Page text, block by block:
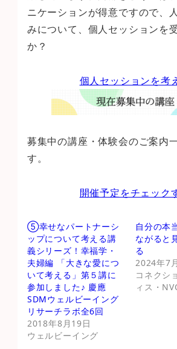
ニケーションが得意ですので、
みについて、個人セッションを
か？
個人セッションを考
募集中の講座・体験会のご案内
す。
開催予定をチェック
⑤幸せなパートナーシ
ップについて考える講
義シリーズ！幸福学・
夫婦編 「大きな愛につ
いて考える」第５講に
参加しました♪ 慶應
SDMウェルビーイング
リサーチラボ全6回
2018年8月19日
ウェルビーイング
自分の本
ながると
る
2024年7
コネクシ
ィス・